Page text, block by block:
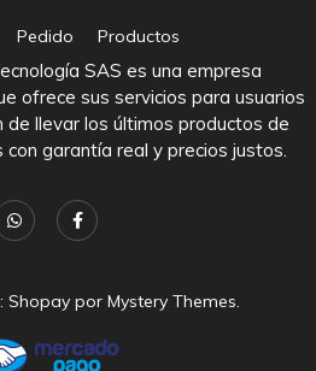
Pedido Productos
SAS es una empresa
ofrece sus servicios para usuarios
de llevar los últimos productos de
garantía real y precios justos.
Shopay por Mystery Themes.